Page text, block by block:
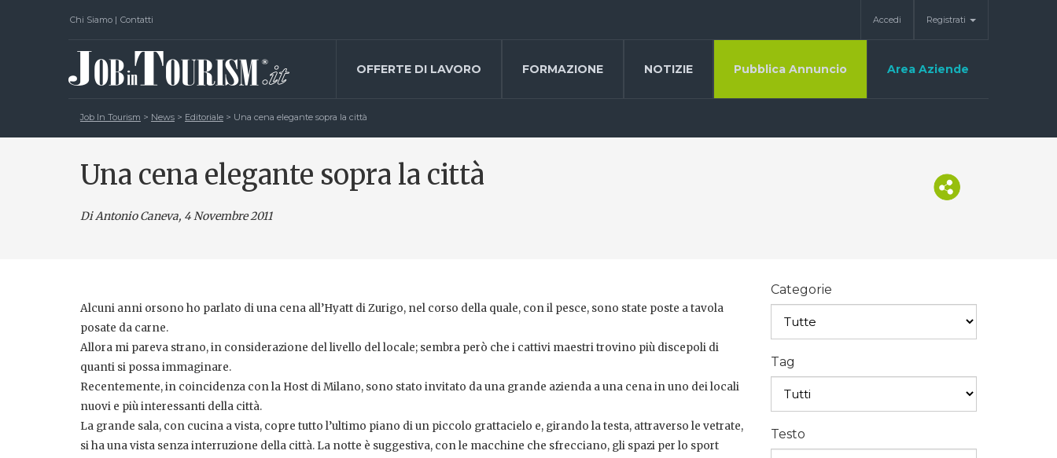
Chi Siamo | Contatti Accedi Registrati
OFFERTE DI LAVORO FORMAZIONE NOTIZIE Pubblica Annuncio Area Aziende
Job In Tourism > News > Editoriale > Una cena elegante sopra la città
Una cena elegante sopra la città
Di Antonio Caneva, 4 Novembre 2011
Alcuni anni orsono ho parlato di una cena all’Hyatt di Zurigo, nel corso della quale, con il pesce, sono state poste a tavola
posate da carne.
Allora mi pareva strano, in considerazione del livello del locale; sembra però che i cattivi maestri trovino più discepoli di
quanti si possa immaginare.
Recentemente, in coincidenza con la Host di Milano, sono stato invitato da una grande azienda a una cena in uno dei locali
nuovi e più interessanti della città.
La grande sala, con cucina a vista, copre tutto l’ultimo piano di un piccolo grattacielo e, girando la testa, attraverso le vetrate,
si ha una vista senza interruzione della città. La notte è suggestiva, con le macchine che sfrecciano, gli spazi per lo sport
Categorie
Tag
Testo